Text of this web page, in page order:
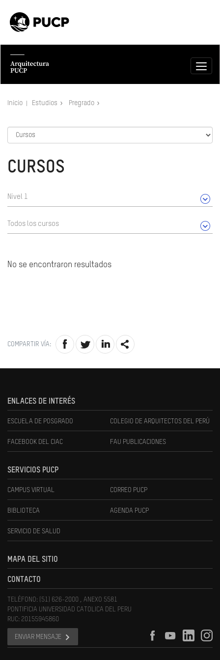
Inicio Estudios Pregrado
CURSOS
Nivel 1
Todos los cursos
No se encontraron resultados
COMPARTIR VÍA:
ENLACES DE INTERÉS
ESCUELA DE POSGRADO COLEGIO DE ARQUITECTOS DEL PERÚ
FACEBOOK DEL CIAC FAU PUBLICACIONES
SERVICIOS PUCP
CAMPUS VIRTUAL CORREO PUCP
BIBLIOTECA AGENDA PUCP
SERVICIO DE SALUD
MAPA DEL SITIO
CONTACTO
TELÉFONO: (51) 626-2000 , ANEXO 5581
PONTIFICIA UNIVERSIDAD CATOLICA DEL PERU
RUC: 20155945860
ENVIAR MENSAJE